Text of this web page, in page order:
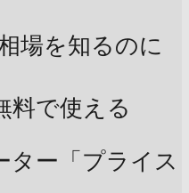
場を知るのに
料で使える
ター「プライス